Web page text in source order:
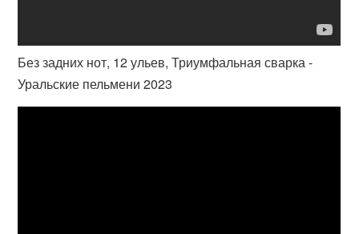
Без задних нот, 12 ульев, Триумфальная сварка -
Уральские пельмени 2023